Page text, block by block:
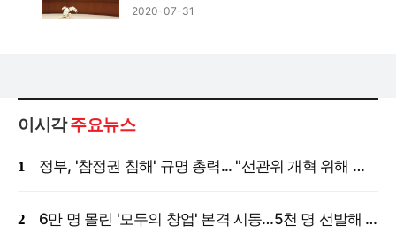
2020-07-31
이시각주요뉴스
정부, '참정권 침해' 규명 총력... "선관위 개혁 위해 국정조사 등 모든 조치"
6만 명 몰린 '모두의 창업' 본격 시동…5천 명 선발해 밀착 지원